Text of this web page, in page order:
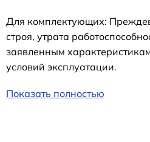
Для комплектующих:
строя, утрата
заявленным
условий эксплуатации.
Показать полностью